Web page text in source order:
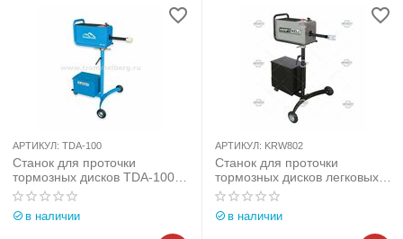
АРТИКУЛ: TDA-100
Станок для проточки
тормозных дисков TDA-100
(без снятия диска)
в наличии
АРТИКУЛ: KRW802
Станок для проточки
тормозных дисков легковых
автомобилей без снятия
KraftWell (КНР) арт. KRW802
в наличии